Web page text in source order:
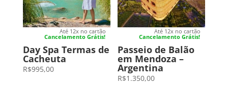
Até 12x no cartão
Cancelamento Grátis!
Day Spa Termas de
Cacheuta
R$995,00
Até 12x no cartão
Cancelamento Grátis!
Passeio de Balão
em Mendoza –
Argentina
R$1.350,00